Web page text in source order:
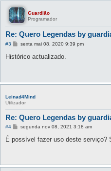
Guardião
Programador
Re: Quero Legendas by
#3
M
n
m
sexta mai 08, 2020 9:39 pm
Histórico actualizado.
Leinad4Mind
Utilizador
Re: Quero Legendas by
#4
M
n
m
segunda nov 08, 2021 3:18 am
É possível fazer uso deste serviço?